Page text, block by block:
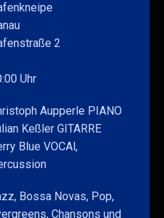
2
Uhr
Aupperle PIANO
Keßler GITARRE
Blue VOCAl,
Bossa Novas, Pop,
Chansons und